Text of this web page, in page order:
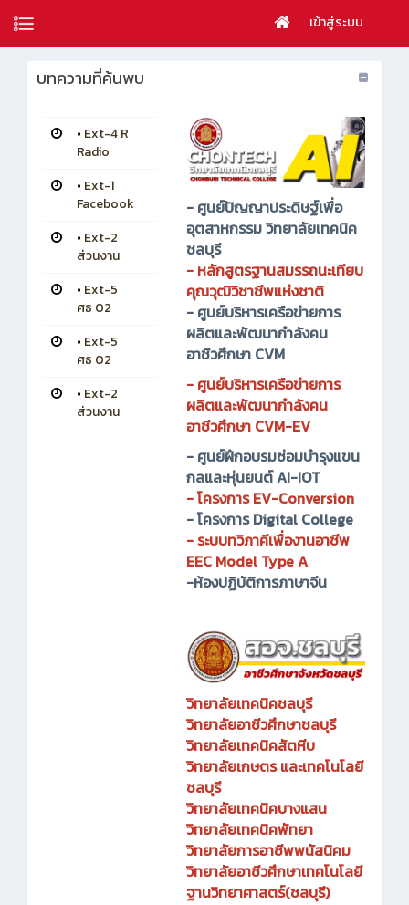
เข้าสู่ระบบ
บทความที่ค้นพบ
• Ext-4 R
Radio
• Ext-1
Facebook
• Ext-2
ส่วนงาน
• Ext-5
ศธ 02
• Ext-5
ศธ 02
• Ext-2
ส่วนงาน
- ศูนย์ปัญญาประดิษฐ์เพื่อ
อุตสาหกรรม วิทยาลัยเทคนิค
ชลบุรี
- หลักสูตรฐานสมรรถนะเทียบ
คุณวุฒิวิชาชีพแห่งชาติ
- ศูนย์บริหารเครือข่ายการ
ผลิตและพัฒนากำลังคน
อาชีวศึกษา CVM
- ศูนย์บริหารเครือข่ายการ
ผลิตและพัฒนากำลังคน
อาชีวศึกษา CVM-EV
- ศูนย์ฝึกอบรมซ่อมบำรุงแขน
กลและหุ่นยนต์ AI-IOT
-โครงการ EV-Conversion
- โครงการ Digital College
- ระบบทวิภาคีเพื่องานอาชีพ
EEC Model Type A
-ห้องปฏิบัติการภาษาจีน
วิทยาลัยเทคนิคชลบุรี
วิทยาลัยอาชีวศึกษาชลบุรี
วิทยาลัยเทคนิคสัตหีบ
วิทยาลัยเกษตร และเทคโนโลยี
ชลบุรี
วิทยาลัยเทคนิคบางแสน
วิทยาลัยเทคนิคพัทยา
วิทยาลัยการอาชีพพนัสนิคม
วิทยาลัยอาชีวศึกษาเทคโนโลยี
ฐานวิทยาศาสตร์(ชลบุรี)